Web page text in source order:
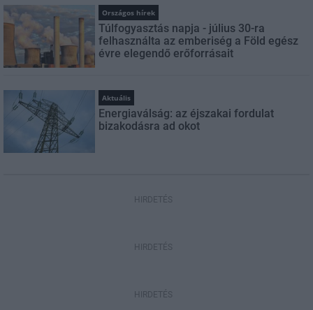
Országos hírek
Túlfogyasztás napja - július 30-ra
felhasználta az emberiség a Föld egész
évre elegendő erőforrásait
Aktuális
Energiaválság: az éjszakai fordulat
bizakodásra ad okot
HIRDETÉS
HIRDETÉS
HIRDETÉS